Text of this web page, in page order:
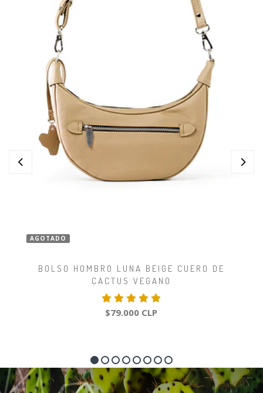
AGOTADO
BOLSO HOMBRO LUNA BEIGE CUERO DE
CACTUS VEGANO
$79.000 CLP